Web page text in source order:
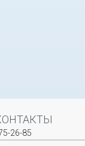
26-85